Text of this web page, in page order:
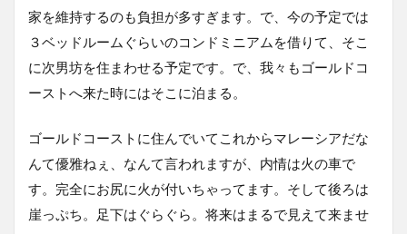
家を維持するのも負担が多すぎます。で、今の予定では
３ベッドルームぐらいのコンドミニアムを借りて、そこ
に次男坊を住まわせる予定です。で、我々もゴールドコ
ーストへ来た時にはそこに泊まる。
ゴールドコーストに住んでいてこれからマレーシアだな
んて優雅ねぇ、なんて言われますが、内情は火の車で
す。完全にお尻に火が付いちゃってます。そして後ろは
崖っぷち。足下はぐらぐら。将来はまるで見えて来ませ